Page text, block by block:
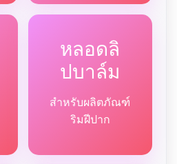
หลอดลิ
ปบาล์ม
สำหรับผลิตภัณฑ์
ริมฝีปาก